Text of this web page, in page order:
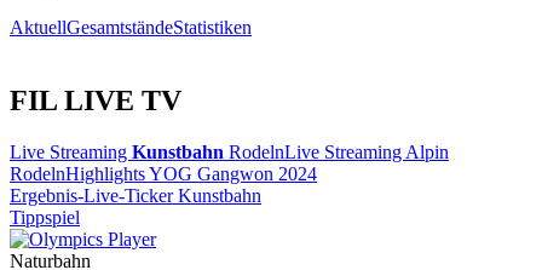
AktuellGesamtständeStatistiken
FIL LIVE TV
Live Streaming Kunstbahn RodelnLive Streaming Alpin
RodelnHighlights YOG Gangwon 2024
Ergebnis-Live-Ticker Kunstbahn
Tippspiel
Naturbahn